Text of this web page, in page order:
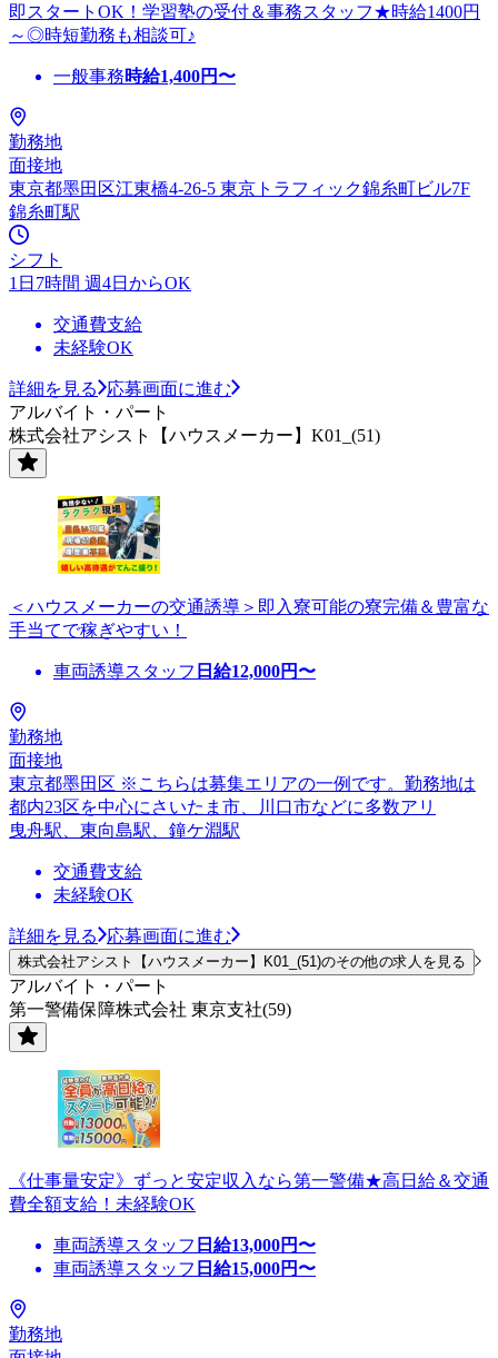
即スタートOK！学習塾の受付＆事務スタッフ★時給1400円
～◎時短勤務も相談可♪
一般事務時給1,400円〜
勤務地
面接地
東京都墨田区江東橋4-26-5 東京トラフィック錦糸町ビル7F
錦糸町駅
シフト
1日7時間 週4日からOK
交通費支給
未経験OK
詳細を見る
応募画面に進む
アルバイト・パート
株式会社アシスト【ハウスメーカー】K01_(51)
＜ハウスメーカーの交通誘導＞即入寮可能の寮完備＆豊富な
手当てで稼ぎやすい！
車両誘導スタッフ 日給12,000円〜
勤務地
面接地
東京都墨田区 ※こちらは募集エリアの一例です。勤務地は
都内23区を中心にさいたま市、川口市などに多数アリ
曳舟駅、東向島駅、鐘ケ淵駅
交通費支給
未経験OK
詳細を見る 応募画面に進む
株式会社アシスト【ハウスメーカー】K01_(51)のその他の求人を見る
アルバイト・パート
第一警備保障株式会社 東京支社(59)
《仕事量安定》ずっと安定収入なら第一警備★高日給＆交通
費全額支給！未経験OK
車両誘導スタッフ 日給13,000円〜
車両誘導スタッフ 日給15,000円〜
勤務地